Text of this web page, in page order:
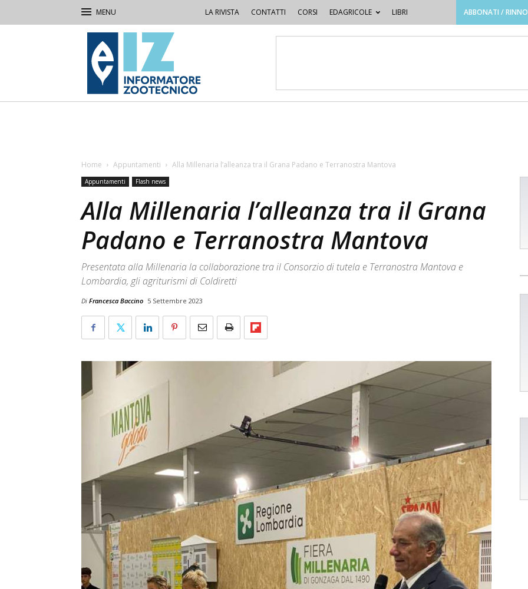
LA RIVISTA CONTATTI CORSI EDAGRICOLE LIBRI ABBONATI /
IZ
Informatore
Zootecnico
Home Appuntamenti Alla Millenaria l’alleanza tra il Grana Padano e Terranostra Mantova
Appuntamenti Flash news
Alla Millenaria l’alleanza tra il Grana
Padano e Terranostra Mantova
Presentata alla Millenaria la collaborazione tra il Consorzio di tutela e Terranostra Mantova e
Lombardia, gli agriturismi di Coldiretti
Di Francesca Baccino 5 Settembre 2023